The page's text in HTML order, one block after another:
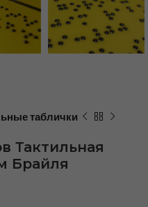
таблички
Тактильная
Брайля